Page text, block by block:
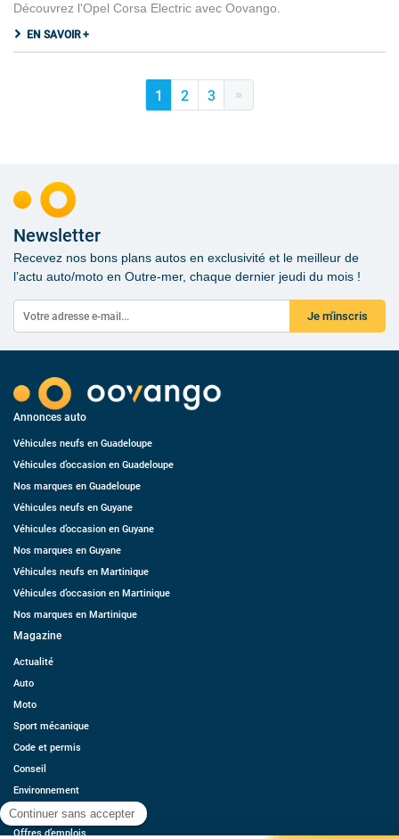
Découvrez l'Opel Corsa Electric avec Oovango.
EN SAVOIR +
1 2 3 »
Newsletter
Recevez nos bons plans autos en exclusivité et le meilleur de
l’actu auto/moto en Outre-mer, chaque dernier jeudi du mois !
Je m'inscris
Annonces auto
Véhicules neufs en Guadeloupe
Véhicules d’occasion en Guadeloupe
Nos marques en Guadeloupe
Véhicules neufs en Guyane
Véhicules d’occasion en Guyane
Nos marques en Guyane
Véhicules neufs en Martinique
Véhicules d’occasion en Martinique
Nos marques en Martinique
Magazine
Actualité
Auto
Moto
Sport mécanique
Code et permis
Conseil
Environnement
Économie
Offres d’emplois